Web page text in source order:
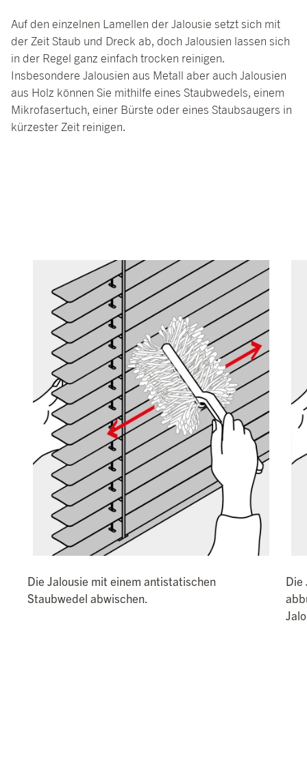
Auf den einzelnen Lamellen der Jalousie setzt sich mit
der Zeit Staub und Dreck ab, doch Jalousien lassen sich
in der Regel ganz einfach trocken reinigen.
Insbesondere Jalousien aus Metall aber auch Jalousien
aus Holz können Sie mithilfe eines Staubwedels, einem
Mikrofasertuch, einer Bürste oder eines Staubsaugers in
kürzester Zeit reinigen.
Die Jalousie mit einem antistatischen
Staubwedel abwischen.
Die